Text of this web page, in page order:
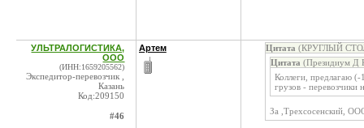
УЛЬТРАЛОГИСТИКА,
ООО
(ИНН:1659205562)
Экспедитор-перевозчик ,
Казань
Код:209150
#46
Артем Цитата (КРУГЛЫЙ
Цитата (Президиум Д
Коллеги, предлагаю (-
грузов - перевозчики
За ,Трехсосенский,